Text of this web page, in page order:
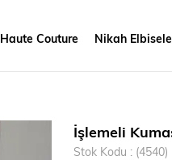
Haute Couture Nikah
İşlemeli
Stok Kodu (4540)